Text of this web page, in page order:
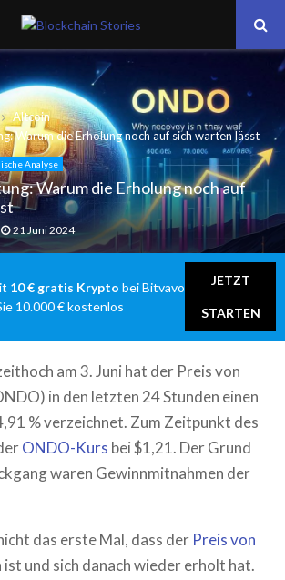
Altcoin
Warum die Erholung noch auf sich warten lässt
Analyse
Warum die Erholung noch auf
21 Juni 2024
10 € gratis Krypto bei Bitvavo
10.000 € kostenlos
JETZT
STARTEN
am 3. Juni hat der Preis von
in den letzten 24 Stunden einen
% verzeichnet. Zum Zeitpunkt des
ONDO-Kurs bei $1,21. Der Grund
waren Gewinnmitnahmen der
das erste Mal, dass der Preis von
ist und sich danach wieder erholt hat.